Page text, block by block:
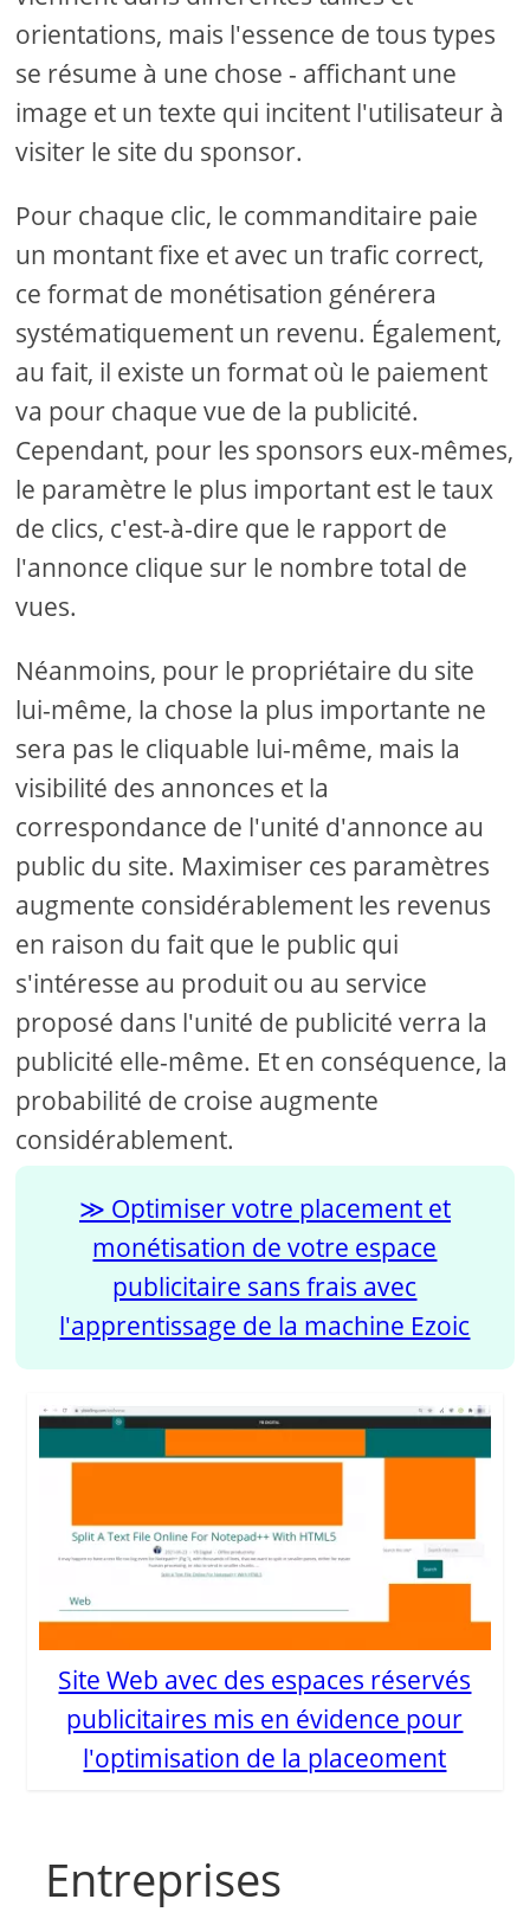
orientations, mais l'essence de tous types
se résume à une chose - affichant une
image et un texte qui incitent l'utilisateur à
visiter le site du sponsor.
Pour chaque clic, le commanditaire paie
un montant fixe et avec un trafic correct,
ce format de monétisation générera
systématiquement un revenu. Également,
au fait, il existe un format où le paiement
va pour chaque vue de la publicité.
Cependant, pour les sponsors eux-mêmes,
le paramètre le plus important est le taux
de clics, c'est-à-dire que le rapport de
l'annonce clique sur le nombre total de
vues.
Néanmoins, pour le propriétaire du site
lui-même, la chose la plus importante ne
sera pas le cliquable lui-même, mais la
visibilité des annonces et la
correspondance de l'unité d'annonce au
public du site. Maximiser ces paramètres
augmente considérablement les revenus
en raison du fait que le public qui
s'intéresse au produit ou au service
proposé dans l'unité de publicité verra la
publicité elle-même. Et en conséquence, la
probabilité de croise augmente
considérablement.
Optimiser votre placement et
monétisation de votre espace
publicitaire sans frais avec
l'apprentissage de la machine Ezoic
Site Web avec des espaces réservés
publicitaires mis en évidence pour
l'optimisation de la placeoment
Entreprises